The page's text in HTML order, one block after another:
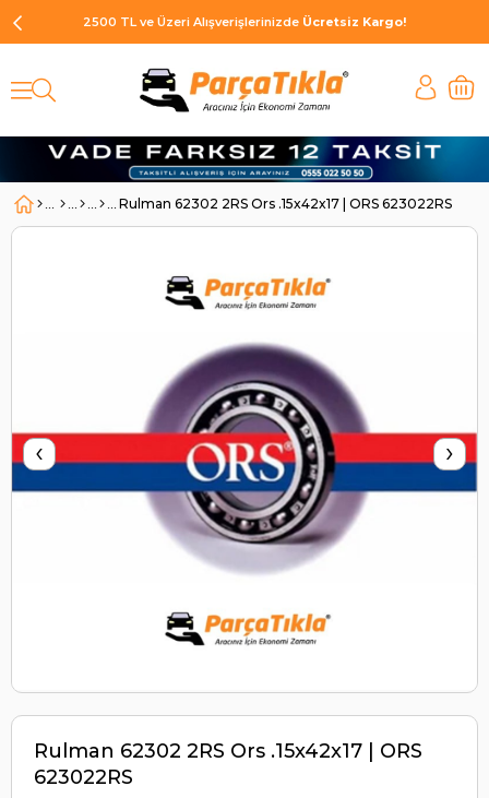
2500 TL ve Üzeri Alışverişlerinizde Ücretsiz Kargo!
Rulman 62302 2RS Ors .15x42x17 | ORS 623022RS
‹ ›
Rulman 62302 2RS Ors .15x42x17 | ORS
623022RS